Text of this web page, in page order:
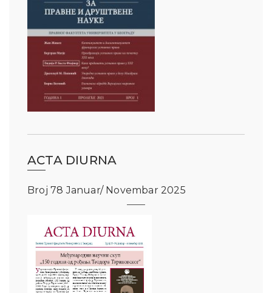
ACTA DIURNA
Broj 78 Januar/ Novembar 2025